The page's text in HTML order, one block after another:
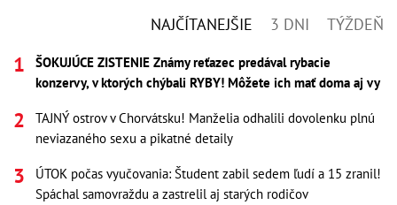
NAJČÍTANEJŠIE 3 DNI TÝŽDEŇ
ŠOKUJÚCE ZISTENIE Známy reťazec predával rybacie
konzervy, v ktorých chýbali RYBY! Môžete ich mať doma aj vy
TAJNÝ ostrov v Chorvátsku! Manželia odhalili dovolenku plnú
neviazaného sexu a pikatné detaily
ÚTOK počas vyučovania: Študent zabil sedem ľudí a 15 zranil!
Spáchal samovraždu a zastrelil aj starých rodičov